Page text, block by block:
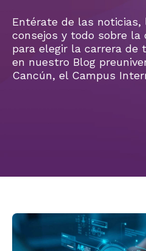
Entérate de las noticias,
consejos y todo sobre la
para elegir la carrera de
en nuestro Blog
Cancún, el Campus